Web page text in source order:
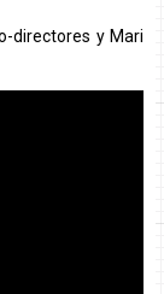
directores y Mari